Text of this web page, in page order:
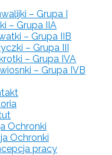
– Grupa I
– Grupa IIA
– Grupa IIB
– Grupa III
– Grupa IVA
– Grupa IVB
Ochronki
Ochronki
pracy